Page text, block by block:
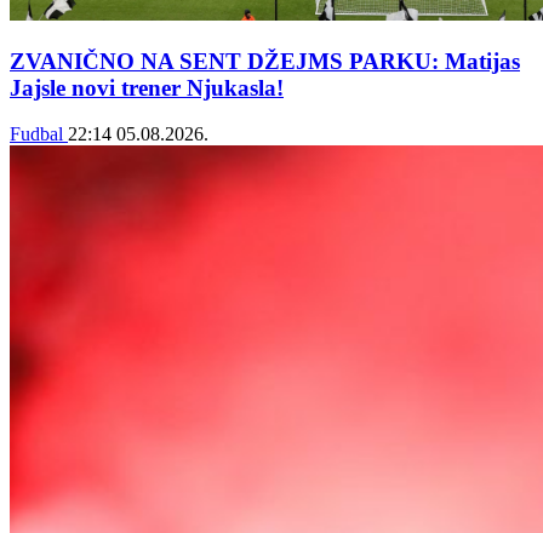
ZVANIČNO NA SENT DŽEJMS PARKU: Matijas
Jajsle novi trener Njukasla!
Fudbal 22:14 05.08.2026.